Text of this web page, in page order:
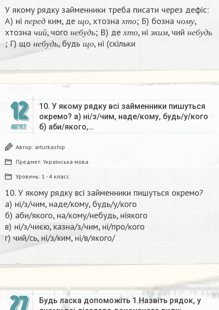
У якому рядку займенники треба писати через дефіс:
А) ні
п е р е д
пер едким, де щ о
що, хтознахт о
хт о ; Б) бозна ч ом у
чо му,
хтозна
ч и й
чий, чого н е б у д ь
н ебудь; В) дехт о
хто, ні з к им
зким, чий н е б у д ь
неб уд
; Г) що н е б у д ь
небудь, будь щ о
що, ні (скільки
12
АВГУСТ
10. У якому рядку всі займенники пишуться
окремо? а) ні/з/чим, наде/кому, будь/у/кого
б) аби/якого,…
Автор: arturkaship
Предмет: Українська мова
Уровень: 1 - 4 класс
10. У якому рядку всі займенники пишуться окремо?
а) ні/з/чим, наде/кому, будь/у/кого
б) аби/якого, на/кому/небудь, ніякого
в) ні/з/чиєю, казна/з/чим, ні/про/кого
г) чий/сь, ні/з/ким, ні/в/якого/​
Будь ласка допоможіть 1.Назвіть рядок, у